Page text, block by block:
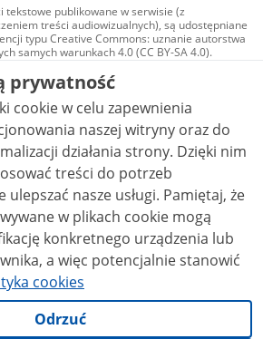
tekstowe publikowane w serwisie (z
treści audiowizualnych), są udostępniane
typu Creative Commons: uznanie autorstwa
samych warunkach 4.0 (CC BY-SA 4.0).
audiowizualne, w tym zdjęcia, materiały
wideo, są udostępniane na licencji typu
Commons: uznanie autorstwa użycie
- bez utworów zależnych 4.0 (CC BY-
4.0), o ile nie jest to stwierdzone inaczej.
prywatność
cookie w celu zapewnienia
naszej witryny oraz do
działania strony. Dzięki nim
treści do potrzeb
nasze usługi. Pamiętaj, że
w plikach cookie mogą
konkretnego urządzenia lub
a więc potencjalnie stanowić
cookies
Odrzuć